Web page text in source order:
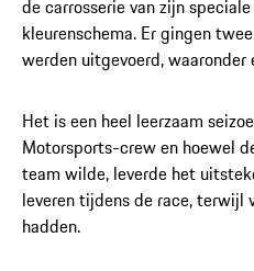
de carrosserie van zijn
kleurenschema. Er gingen
werden uitgevoerd,
Het is een heel leerzaam
Motorsports-crew en hoewel
team wilde, leverde het
leveren tijdens de race, terwijl
hadden.